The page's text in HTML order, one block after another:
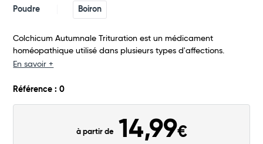
Total
Poudre Boiron
Colchicum Autumnale Trituration est un médicament
homéopathique utilisé dans plusieurs types d'affections.
En savoir +
Référence : 0
à partir de 14,99€